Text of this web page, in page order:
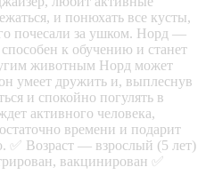
и понюхать все кусты,
почесали за ушком. Норд —
к обучению и станет
животным Норд может
умеет дружить и, выплеснув
и спокойно погулять в
активного человека,
времени и подарит
Возраст — взрослый (5 лет)
вакцинирован ✅